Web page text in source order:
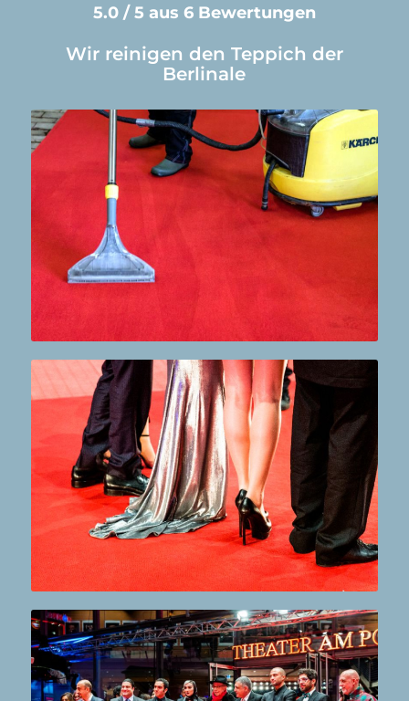
5.0 / 5 aus 6 Bewertungen
Wir reinigen den Teppich der
Berlinale